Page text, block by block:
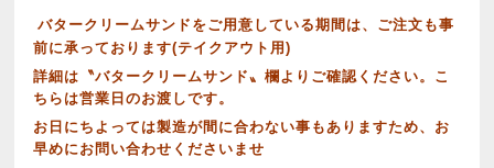
バタークリームサンドをご用意している期間は、ご注文も事
前に承っております(テイクアウト用)
詳細は〝バタークリームサンド〟欄よりご確認ください。こ
ちらは営業日のお渡しです。
お日にちよっては製造が間に合わない事もありますため、お
早めにお問い合わせくださいませ